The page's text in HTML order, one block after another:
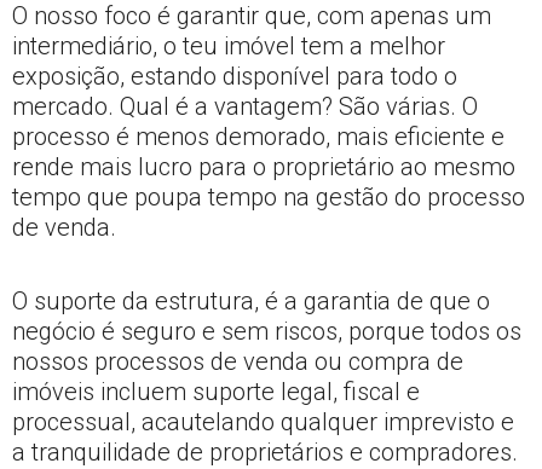
O nosso foco é garantir que, com apenas um
intermediário, o teu imóvel tem a melhor
exposição, estando disponível para todo o
mercado. Qual é a vantagem? São várias. O
processo é menos demorado, mais eficiente e
rende mais lucro para o proprietário ao mesmo
tempo que poupa tempo na gestão do processo
de venda.
O suporte da estrutura, é a garantia de que o
negócio é seguro e sem riscos, porque todos os
nossos processos de venda ou compra de
imóveis incluem suporte legal, fiscal e
processual, acautelando qualquer imprevisto e
a tranquilidade de proprietários e compradores.